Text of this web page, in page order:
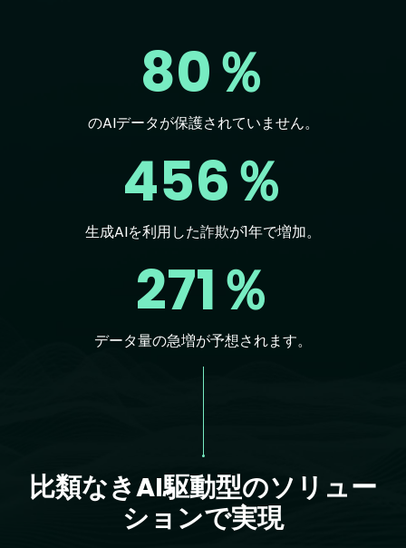
80％
のAIデータが保護されていません。
456％
生成AIを利用した詐欺が1年で増加。
271％
データ量の急増が予想されます。
比類なきAI駆動型のソリュー
ションで実現